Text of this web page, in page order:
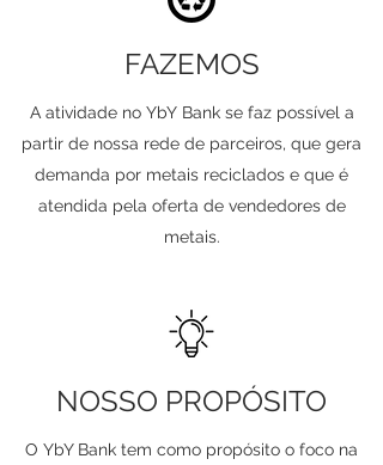
FAZEMOS
A atividade no YbYBank se faz possível a
partir de nossa rede de parceiros, que gera
demanda por metais reciclados e que é
atendida pela oferta de vendedores de
metais.
NOSSO PROPÓSITO
O YbY Bank tem como propósito o foco na